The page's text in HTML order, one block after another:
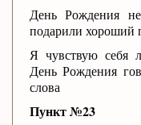
День Рождения
подарили хороший
Я чувствую себя
День Рождения
слова
Пункт №23